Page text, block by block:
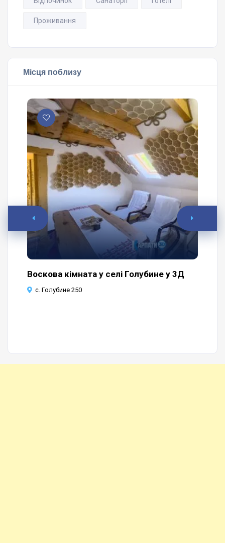
Проживання
Місця поблизу
Воскова кімната у селі Голубине у 3Д
с. Голубине 250